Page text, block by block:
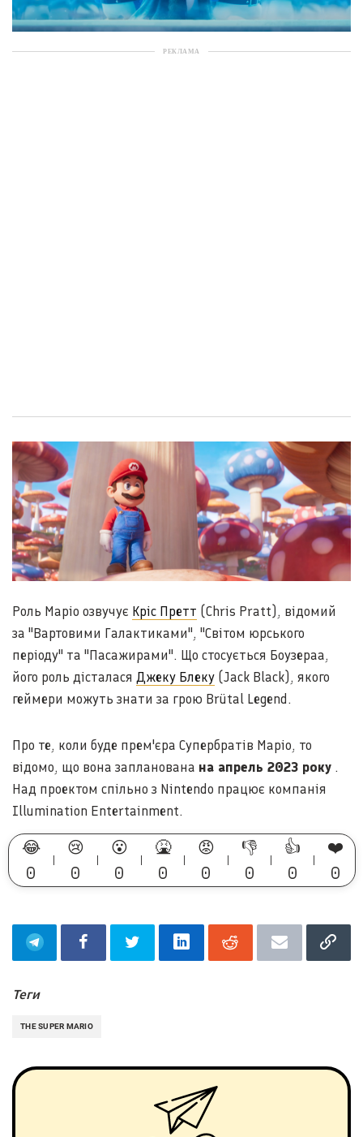
РЕКЛАМА
Роль Маріо озвучує Кріс Претт (Chris Pratt), відомий
за "Вартовими Галактиками", "Світом юрського
періоду" та "Пасажирами". Що стосується Боузераа,
його роль дісталася Джеку Блеку (Jack Black), якого
геймери можуть знати за грою Brütal Legend.
Про те, коли буде прем'єра Супербратів Маріо, то
відомо, що вона запланована на апрель 2023 року .
Над проектом спільно з Nintendo працює компанія
Illumination Entertainment.
😂
0
😢
0
😮
0
🤮
0
😡
0
👎
0
👍
0
❤️
0
Теги
THE SUPER MARIO